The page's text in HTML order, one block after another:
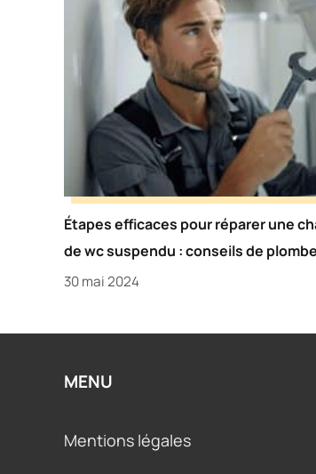
Étapes efficaces pour réparer une
de wc suspendu : conseils de
30 mai 2024
MENU
Mentions légales